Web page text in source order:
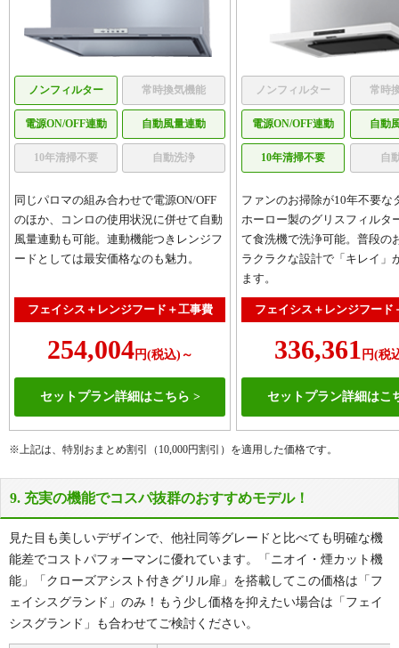
ノンフィルター 常時換気機能
電源ON/OFF連動 自動風量連動
10年清掃不要 自動洗浄
同じパロマの組み合わせで電源ON/OFF
のほか、コンロの使用状況に併せて自動
風量連動も可能。連動機能つきレンジフ
ードとしては最安価格なのも魅力。
フェイシス＋レンジフード＋工事費
254,004円(税込)～
セットプラン詳細はこちら
ノンフィルター 常時
電源ON/OFF連動 自動
10年清掃不要 自
ファンのお掃除が10年不要な
ホーロー製のグリスフィルタ
て食洗機で洗浄可能。普段の
ラクラクな設計で「キレイ」
ます。
フェイシス＋レンジフード
336,361 円(税
セットプラン詳細はこ
※上記は、特別おまとめ割引（10,000円割引）を適用した価格です。
9. 充実の機能でコスパ抜群のおすすめモデル！
見た目も美しいデザインで、他社同等グレードと比べても明確な機
能差でコストパフォーマンに優れています。「ニオイ・煙カット機
能」「クローズアシスト付きグリル扉」を搭載してこの価格は「フ
ェイシスグランド」のみ！もう少し価格を抑えたい場合は「フェイ
シスグランド」も合わせてご検討ください。